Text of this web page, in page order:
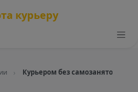
Курьером без самозанятости